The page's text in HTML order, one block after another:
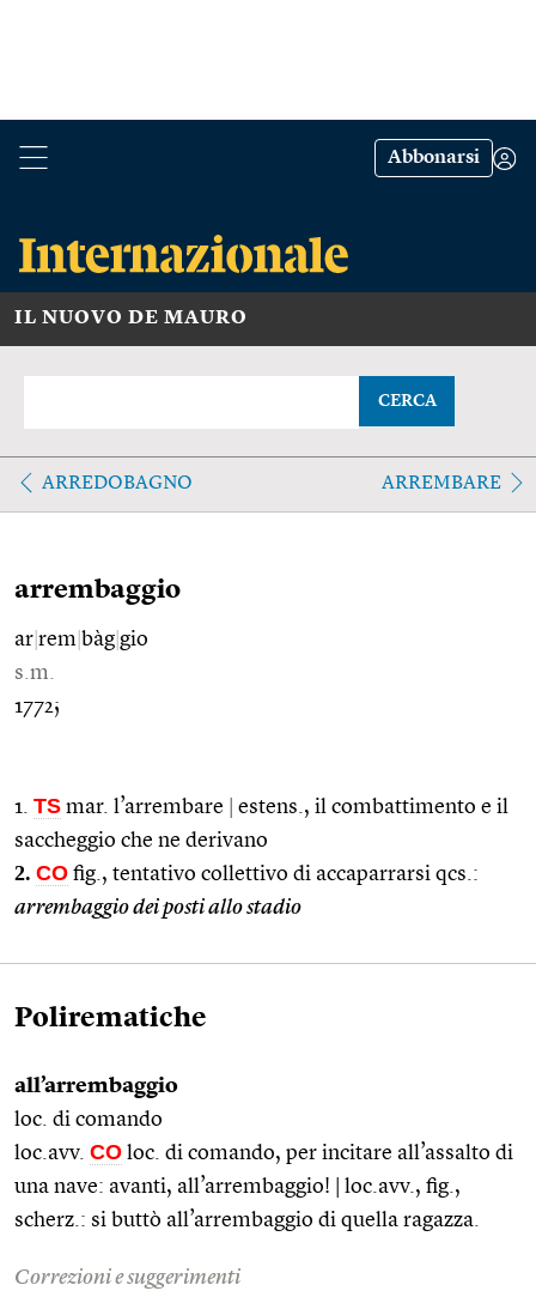
Abbonarsi
IL NUOVO DE MAURO
CERCA
ARREDOBAGNO ARREMBARE
arrembaggio
ar rem bàg gio
s.m.
1772;
1. TS mar. l’arrembare
estens., il combattimento e il
saccheggio che ne derivano
2. CO fig., tentativo collettivo di accaparrarsi qcs.:
arrembaggio dei posti allo stadio
Polirematiche
all’arrembaggio
loc. di comando
loc.avv. CO loc. di comando, per incitare all’assalto di
una nave: avanti, all’arrembaggio! | loc.avv., fig.,
scherz.: si buttò all’arrembaggio di quella ragazza.
Correzioni e suggerimenti